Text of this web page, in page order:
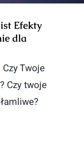
Efekty
dla
Twoje
Czy twoje